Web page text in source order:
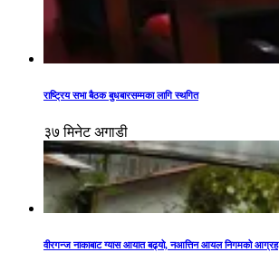
राष्ट्रिय सभा बैठक बुधबारसम्मका लागि स्थगित
३७ मिनेट अगाडी
वीरगन्ज नाकाबाट ग्यास आयात बढ्यो, नआत्तिन आयल निगमको आग्रह